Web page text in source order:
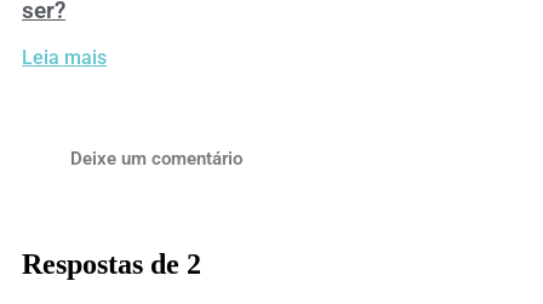
ser?
Leia mais
Deixe um comentário
Respostas de 2